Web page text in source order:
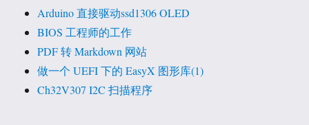
Arduino 直接驱动ssd1306 OLED
BIOS 工程师的工作
PDF 转 Markdown 网站
做一个 UEFI 下的 EasyX 图形库(1)
Ch32V307 I2C 扫描程序